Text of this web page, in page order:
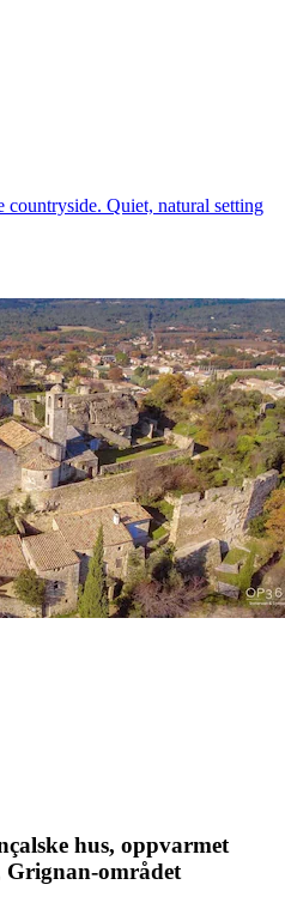
countryside. Quiet, natural setting
hus, oppvarmet
Grignan-området